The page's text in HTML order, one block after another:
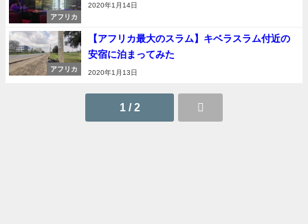
アフリカ
2020年1月14日
アフリカ
【アフリカ最大のスラム】キベラスラム付近の
安宿に泊まってみた
2020年1月13日
1 / 2